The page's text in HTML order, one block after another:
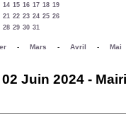
14 15 16 17 18 19
21 22 23 24 25 26
28 29 30 31
- Mars - Avril - Mai
Juin 2024 -